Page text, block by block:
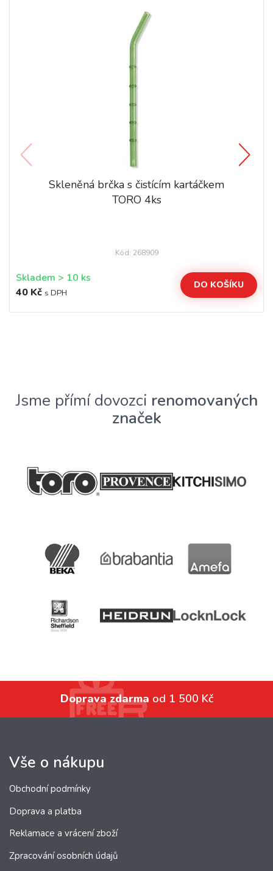
Skleněná brčka s čistícím kartáčkem
TORO 4ks
Kód: 268909
Skladem > 10 ks
40 Kč s DPH
DO KOŠÍKU
Jsme přímí dovozci renomovaných
značek
Doprava zdarma od 1 500 Kč
Vše o nákupu
Obchodní podmínky
Doprava a platba
Reklamace a vrácení zboží
Zpracování osobních údajů